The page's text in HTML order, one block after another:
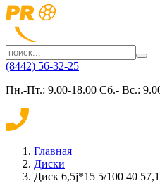
(8442) 56-32-25
Пн.-Пт.: 9.00-18.00 Сб.- Вс.:
Главная
Диски
Диск 6,5j*15 5/100 40